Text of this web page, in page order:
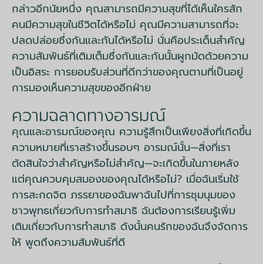
กล่าวอีกนัยหนึ่ง คุณสามารถมีความสุขที่ได้เห็นใครสัก
คนมีความสุขในชีวิตได้หรือไม่ คุณมีความสามารถที่จะ
ปลดปล่อยซึ่งกันและกันได้หรือไม่ นั่นคือประเด็นสำคัญ
ความสัมพันธ์ที่เติมเต็มซึ่งกันและกันนั้นผูกมัดด้วยความ
เป็นอิสระ การยอมรับส่วนที่ดีกว่าของคุณตามที่เป็นอยู่
การมองเห็นความสุขของอีกฝ่าย
ความฉลาดทางอารมณ์
คุณและอารมณ์ของคุณ ความรู้สึกเป็นเพียงสิ่งที่เกิดขึ้น
ความหมายที่เราสร้างขึ้นรอบๆ อารมณ์นั้น—สิ่งที่เรา
ตัดสินใจว่าสำคัญหรือไม่สำคัญ—จะเกิดขึ้นในภายหลัง
แต่คุณควบคุมสมองของคุณได้หรือไม่? เมื่อฉันเริ่มใช้
การสะกดจิต ภรรยาของฉันพาฉันไปที่การชุมนุมของ
ชาวพุทธเกี่ยวกับการทำสมาธิ ฉันต้องการเรียนรู้เพิ่ม
เติมเกี่ยวกับการทำสมาธิ ดังนั้นคนรักของฉันจึงจัดการ
ให้ พูดถึงความสัมพันธ์ที่ดี